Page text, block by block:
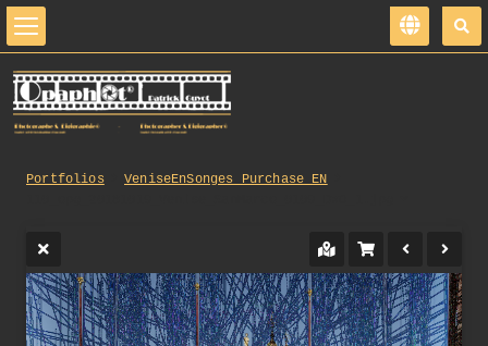
Portfolios
VeniseEnSonges_Purchase_EN